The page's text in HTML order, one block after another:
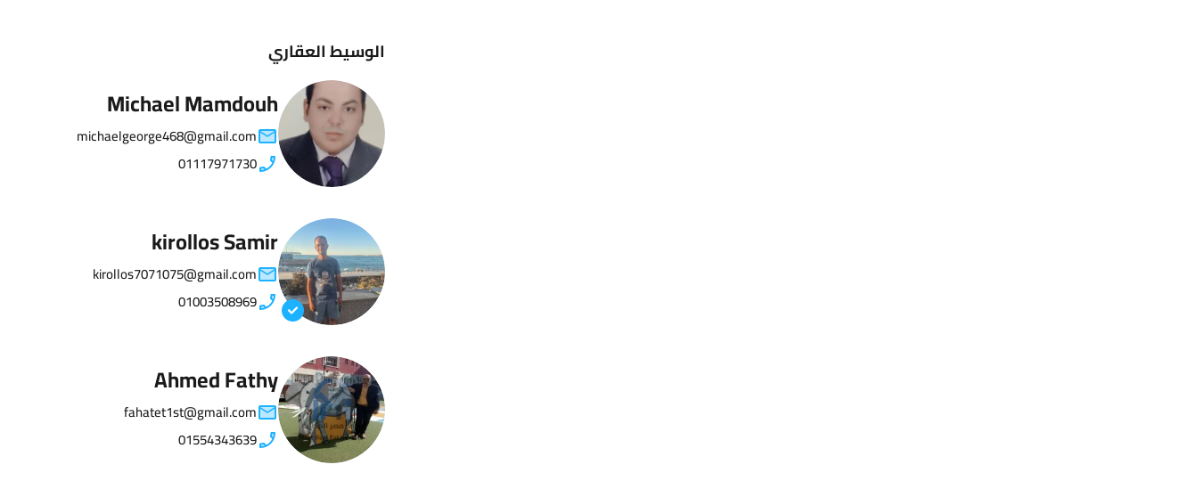
الوسيط العقاري
Michael Mamdouh
michaelgeorge468@gmail.com
01117971730
kirollos Samir
kirollos7071075@gmail.com
01003508969
Ahmed Fathy
fahatet1st@gmail.com
01554343639